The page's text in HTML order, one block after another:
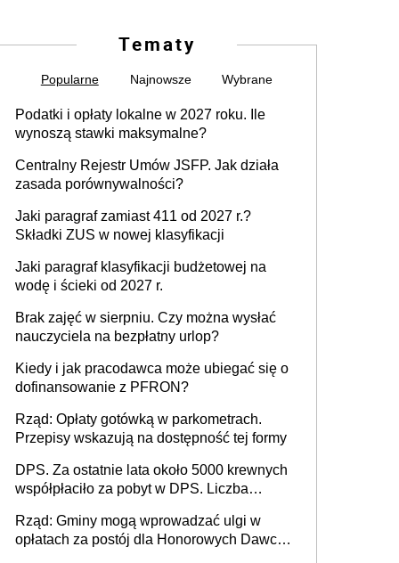
Tematy
Popularne Najnowsze Wybrane
Podatki i opłaty lokalne w 2027 roku. Ile
wynoszą stawki maksymalne?
Centralny Rejestr Umów JSFP. Jak działa
zasada porównywalności?
Jaki paragraf zamiast 411 od 2027 r.?
Składki ZUS w nowej klasyfikacji
Jaki paragraf klasyfikacji budżetowej na
wodę i ścieki od 2027 r.
Brak zajęć w sierpniu. Czy można wysłać
nauczyciela na bezpłatny urlop?
Kiedy i jak pracodawca może ubiegać się o
dofinansowanie z PFRON?
Rząd: Opłaty gotówką w parkometrach.
Przepisy wskazują na dostępność tej formy
DPS. Za ostatnie lata około 5000 krewnych
współpłaciło za pobyt w DPS. Liczba
Rząd: Gminy mogą wprowadzać ulgi w
opłatach za postój dla Honorowych Dawców